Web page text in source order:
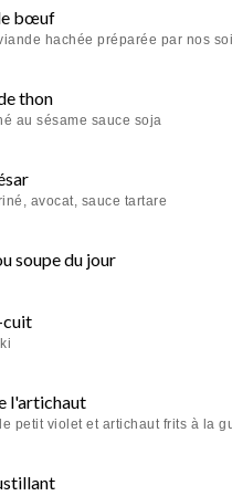
bœuf
hachée préparée par nos
thon
au sésame sauce soja
avocat, sauce tartare
soupe du jour
l'artichaut
petit violet et artichaut frits à la